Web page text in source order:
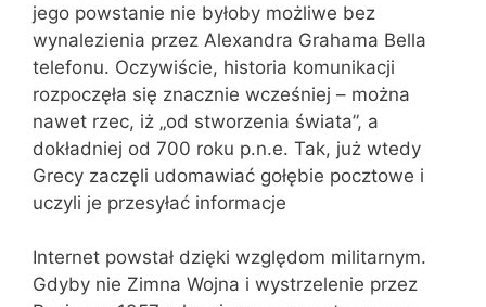
jego powstanie nie byłoby możliwe bez
wynalezienia przez Alexandra Grahama Bella
telefonu. Oczywiście, historia komunikacji
rozpoczęła się znacznie wcześniej – można
nawet rzec, iż „od stworzenia świata”, a
dokładniej od 700 roku p.n.e. Tak, już wtedy
Grecy zaczęli udomawiać gołębie pocztowe i
uczyli je przesyłać informacje
Internet powstał dzięki względom militarnym.
Gdyby nie Zimna Wojna i wystrzelenie przez